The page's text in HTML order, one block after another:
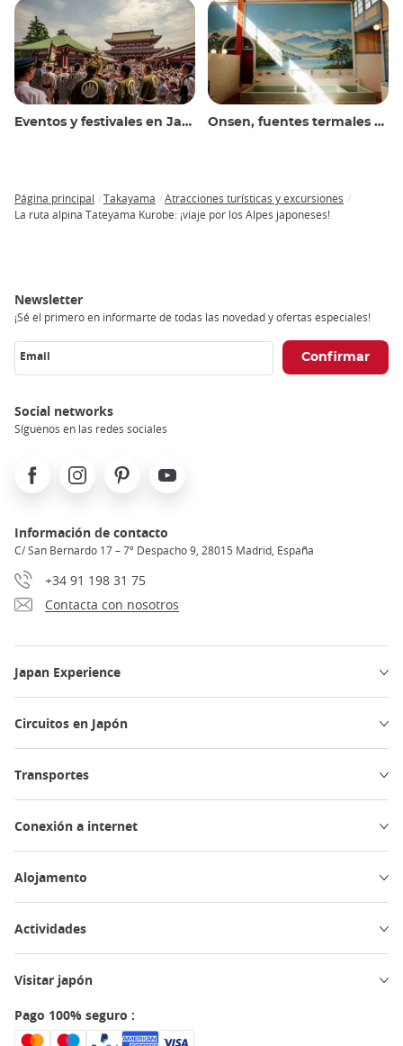
Eventos y festivales en Japón Onsen, fuentes termales y baños públicos
Breadcrumb
Página principal Takayama
Atracciones turísticas y excursiones
La ruta alpina Tateyama Kurobe: ¡viaje por los Alpes japoneses!
Newsletter
¡Sé el primero en informarte de todas las novedad y ofertas especiales!
Email
Social networks
Síguenos en las redes sociales
FacebookInstagramPinterest Youtube
Información de contacto
C/ San Bernardo 17 – 7º Despacho 9, 28015 Madrid, España
+34 91 198 31 75
Contacta con nosotros
Japan Experience
Circuitos en Japón
Transportes
Conexión a internet
Alojamento
Actividades
Visitar japón
Pago 100% seguro :